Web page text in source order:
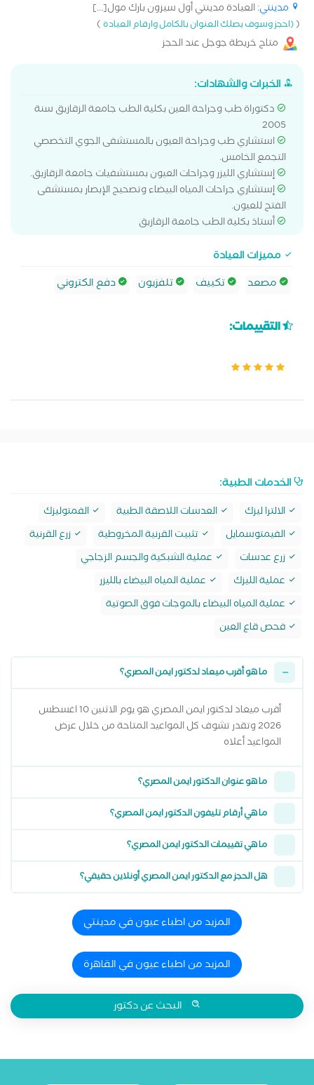
مدينتي: العيادة مدينتي أول سيزون بارك مول[...]
((احجز وسوف يصلك العنوان بالكامل وارقام العيادة)
متاح خريطة جوجل عند الحجز
الخبرات والشهادات:
دكتوراة طب وجراحة العين بكلية الطب جامعة الزقازيق سنة
2005
استشاري طب وجراحة العيون بالمستشفى الجوي التخصصي
التجمع الخامس.
إستشاري الليزر وجراحات العيون بمستشفيات جامعة الزقازيق.
إستشاري جراحات المياه البيضاء وتصحيح الإبصار بمستشفى
الفتح للعيون.
أستاذ بكلية الطب جامعة الزقازيق
مميزات العيادة
مصعد
تكييف تلفزيون دفع الكتروني
التقييمات:
الخدمات الطبية:
الالترا ليزك العدسات اللاصقة الطبية
الفمتوليزك
الفيمتوسمايل
تثبيت القرنية المخروطية
زرع القرنية
زرع عدسات
عملية الشبكية والجسم الزجاجي
عملية الليزك
عملية المياه البيضاء بالليزر
عملية المياه البيضاء بالموجات فوق الصوتية
فحص قاع العين
ما هو أقرب ميعاد لدكتور ايمن المصري؟
أقرب ميعاد لدكتور ايمن المصري هو يوم الاثنين 10 اغسطس
2026 وتقدر تشوف كل المواعيد المتاحة من خلال عرض
المواعيد أعلاه
ما هو عنوان الدكتور ايمن المصري؟
ما هي أرقام تليفون الدكتور ايمن المصري؟
ما هي تقييمات الدكتور ايمن المصري؟
هل الحجز مع الدكتور ايمن المصري أونلاين حقيقي؟
المزيد من اطباء عيون في مدينتي
المزيد من اطباء عيون في القاهرة
البحث عن دكتور